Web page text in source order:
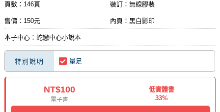
頁數：146頁 裝訂：無線膠裝
售價：150元 內頁：黑白影印
本子中心：蛇戀中心小說本
特別說明 量足
NT$100
電子書
低實體書
33%